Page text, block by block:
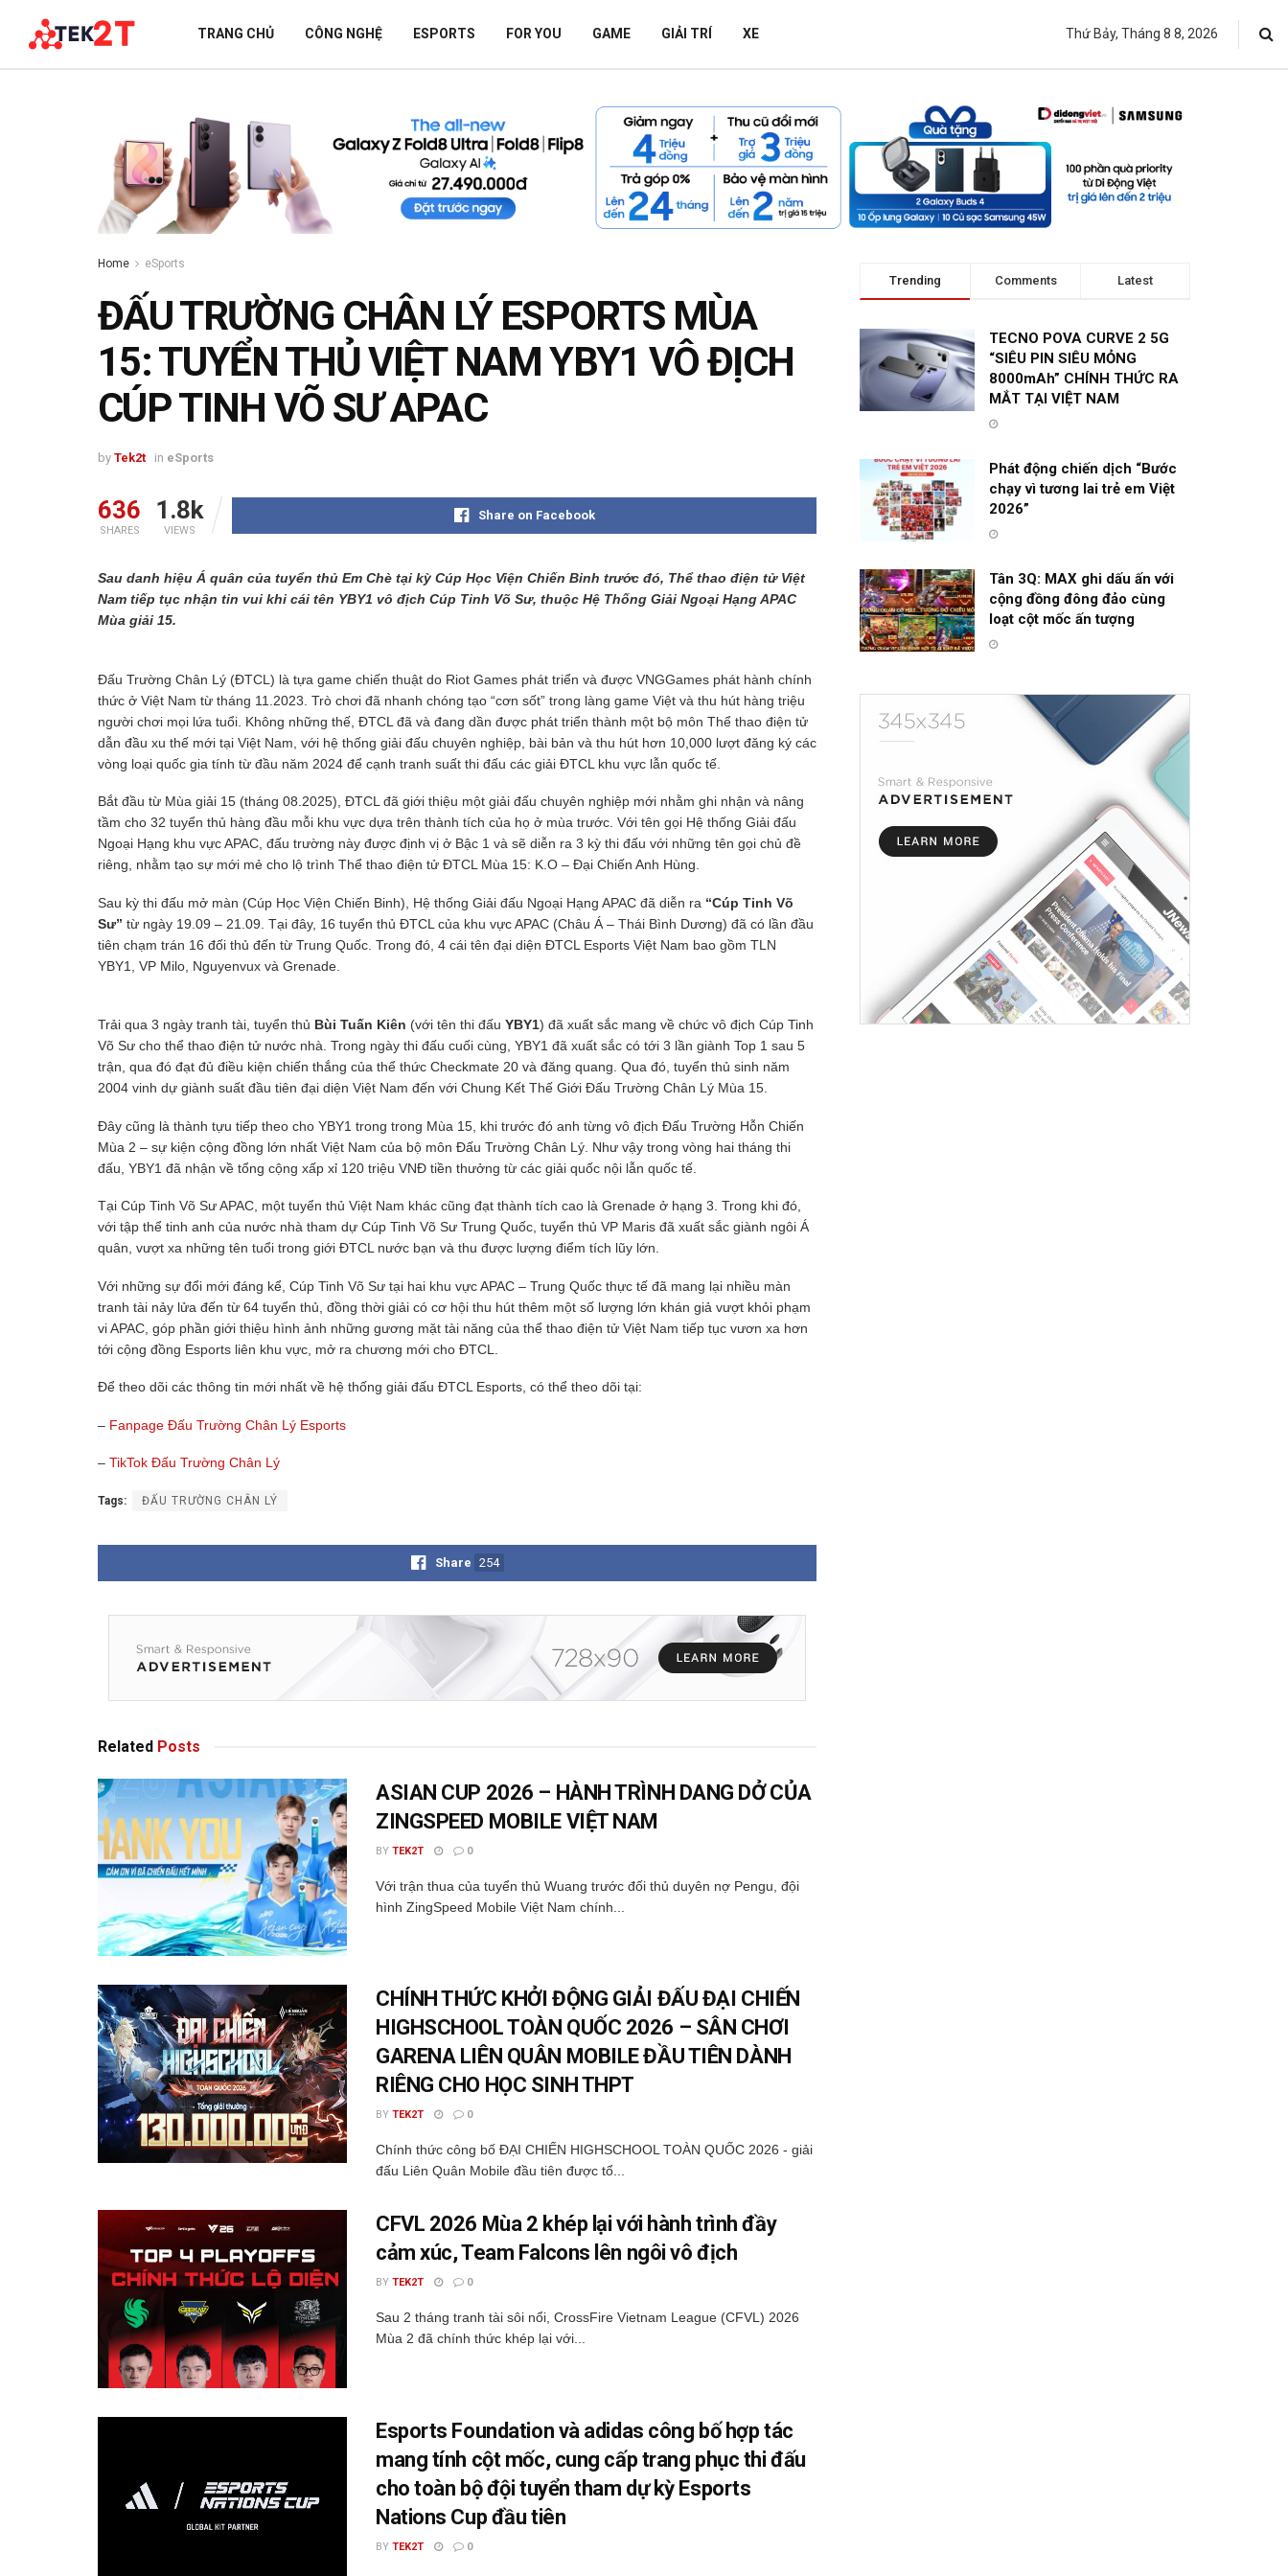
TRANG CHỦ CÔNG NGHỆ ESPORTS FOR YOU GAME GIẢI TRÍ XE Thứ Bảy, Tháng 8 8, 2026
Home eSports
ĐẤU TRƯỜNG CHÂN LÝ ESPORTS MÙA
15: TUYỂN THỦ VIỆT NAM YBY1 VÔ ĐỊCH
CÚP TINH VÕ SƯ APAC
by Tek2t in eSports
636
SHARES
1.8k
VIEWS
Share on Facebook
Sau danh hiệu Á quân của tuyển thủ Em Chè tại kỳ Cúp Học Viện Chiến Binh trước đó, Thể thao điện tử Việt
Nam tiếp tục nhận tin vui khi cái tên YBY1 vô địch Cúp Tinh Võ Sư, thuộc Hệ Thống Giải Ngoại Hạng APAC
Mùa giải 15.
Đấu Trường Chân Lý (ĐTCL) là tựa game chiến thuật do Riot Games phát triển và được VNGGames phát hành chính
thức ở Việt Nam từ tháng 11.2023. Trò chơi đã nhanh chóng tạo “cơn sốt” trong làng game Việt và thu hút hàng triệu
người chơi mọi lứa tuổi. Không những thế, ĐTCL đã và đang dần được phát triển thành một bộ môn Thể thao điện tử
dẫn đầu xu thế mới tại Việt Nam, với hệ thống giải đấu chuyên nghiệp, bài bản và thu hút hơn 10,000 lượt đăng ký các
vòng loại quốc gia tính từ đầu năm 2024 để cạnh tranh suất thi đấu các giải ĐTCL khu vực lẫn quốc tế.
Bắt đầu từ Mùa giải 15 (tháng 08.2025), ĐTCL đã giới thiệu một giải đấu chuyên nghiệp mới nhằm ghi nhận và nâng
tầm cho 32 tuyển thủ hàng đầu mỗi khu vực dựa trên thành tích của họ ở mùa trước. Với tên gọi Hệ thống Giải đấu
Ngoại Hạng khu vực APAC, đấu trường này được định vị ở Bậc 1 và sẽ diễn ra 3 kỳ thi đấu với những tên gọi chủ đề
riêng, nhằm tạo sự mới mẻ cho lộ trình Thể thao điện tử ĐTCL Mùa 15: K.O – Đại Chiến Anh Hùng.
Sau kỳ thi đấu mở màn (Cúp Học Viện Chiến Binh), Hệ thống Giải đấu Ngoại Hạng APAC đã diễn ra “Cúp Tinh Võ
Sư” từ ngày 19.09 – 21.09. Tại đây, 16 tuyển thủ ĐTCL của khu vực APAC (Châu Á – Thái Bình Dương) đã có lần đầu
tiên chạm trán 16 đối thủ đến từ Trung Quốc. Trong đó, 4 cái tên đại diện ĐTCL Esports Việt Nam bao gồm TLN
YBY1, VP Milo, Nguyenvux và Grenade.
Trải qua 3 ngày tranh tài, tuyển thủ Bùi Tuấn Kiên (với tên thi đấu YBY1) đã xuất sắc mang về chức vô địch Cúp Tinh
Võ Sư cho thể thao điện tử nước nhà. Trong ngày thi đấu cuối cùng, YBY1 đã xuất sắc có tới 3 lần giành Top 1 sau 5
trận, qua đó đạt đủ điều kiện chiến thắng của thể thức Checkmate 20 và đăng quang. Qua đó, tuyển thủ sinh năm
2004 vinh dự giành suất đầu tiên đại diện Việt Nam đến với Chung Kết Thế Giới Đấu Trường Chân Lý Mùa 15.
Đây cũng là thành tựu tiếp theo cho YBY1 trong trong Mùa 15, khi trước đó anh từng vô địch Đấu Trường Hỗn Chiến
Mùa 2 – sự kiện cộng đồng lớn nhất Việt Nam của bộ môn Đấu Trường Chân Lý. Như vậy trong vòng hai tháng thi
đấu, YBY1 đã nhận về tổng cộng xấp xỉ 120 triệu VNĐ tiền thưởng từ các giải quốc nội lẫn quốc tế.
Tại Cúp Tinh Võ Sư APAC, một tuyển thủ Việt Nam khác cũng đạt thành tích cao là Grenade ở hạng 3. Trong khi đó,
với tập thể tinh anh của nước nhà tham dự Cúp Tinh Võ Sư Trung Quốc, tuyển thủ VP Maris đã xuất sắc giành ngôi Á
quân, vượt xa những tên tuổi trong giới ĐTCL nước bạn và thu được lượng điểm tích lũy lớn.
Với những sự đổi mới đáng kể, Cúp Tinh Võ Sư tại hai khu vực APAC – Trung Quốc thực tế đã mang lại nhiều màn
tranh tài nảy lửa đến từ 64 tuyển thủ, đồng thời giải có cơ hội thu hút thêm một số lượng lớn khán giả vượt khỏi phạm
vi APAC, góp phần giới thiệu hình ảnh những gương mặt tài năng của thể thao điện tử Việt Nam tiếp tục vươn xa hơn
tới cộng đồng Esports liên khu vực, mở ra chương mới cho ĐTCL.
Để theo dõi các thông tin mới nhất về hệ thống giải đấu ĐTCL Esports, có thể theo dõi tại:
– Fanpage Đấu Trường Chân Lý Esports
– TikTok Đấu Trường Chân Lý
Tags: ĐẤU TRƯỜNG CHÂN LÝ
Share 254
Related Posts
ASIAN CUP 2026 – HÀNH TRÌNH DANG DỞ CỦA
ZINGSPEED MOBILE VIỆT NAM
BY TEK2T 0
Với trận thua của tuyển thủ Wuang trước đối thủ duyên nợ Pengu, đội
hình ZingSpeed Mobile Việt Nam chính...
CHÍNH THỨC KHỞI ĐỘNG GIẢI ĐẤU ĐẠI CHIẾN
HIGHSCHOOL TOÀN QUỐC 2026 – SÂN CHƠI
GARENA LIÊN QUÂN MOBILE ĐẦU TIÊN DÀNH
RIÊNG CHO HỌC SINH THPT
BY TEK2T 0
Chính thức công bố ĐẠI CHIẾN HIGHSCHOOL TOÀN QUỐC 2026 - giải
đấu Liên Quân Mobile đầu tiên được tổ...
CFVL 2026 Mùa 2 khép lại với hành trình đầy
cảm xúc, Team Falcons lên ngôi vô địch
BY TEK2T 0
Sau 2 tháng tranh tài sôi nổi, CrossFire Vietnam League (CFVL) 2026
Mùa 2 đã chính thức khép lại với...
Esports Foundation và adidas công bố hợp tác
mang tính cột mốc, cung cấp trang phục thi đấu
cho toàn bộ đội tuyển tham dự kỳ Esports
Nations Cup đầu tiên
BY TEK2T 0
Trending Comments Latest
TECNO POVA CURVE 2 5G
“SIÊU PIN SIÊU MỎNG
8000mAh” CHÍNH THỨC RA
MẮT TẠI VIỆT NAM
Phát động chiến dịch “Bước
chạy vì tương lai trẻ em Việt
2026”
Tân 3Q: MAX ghi dấu ấn với
cộng đồng đông đảo cùng
loạt cột mốc ấn tượng